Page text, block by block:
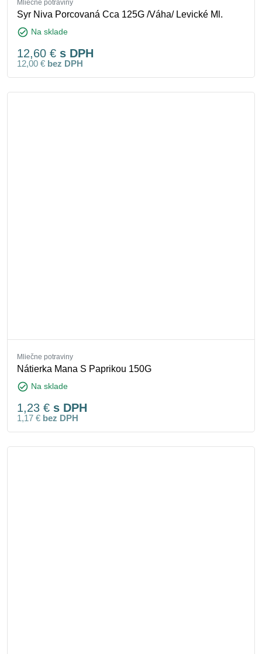
Mliečne potraviny
Syr Niva Porcovaná Cca 125G /Váha/ Levické Ml.
check_circle Na sklade
12,60 € s DPH
12,00 € bez DPH
Mliečne potraviny
Nátierka Mana S Paprikou 150G
check_circle Na sklade
1,23 € s DPH
1,17 € bez DPH